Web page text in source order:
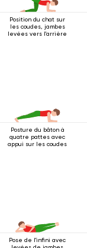
Position du chat sur
les coudes, jambes
levées vers l'arrière
Posture du bâton à
quatre pattes avec
appui sur les coudes
Pose de l'infini avec